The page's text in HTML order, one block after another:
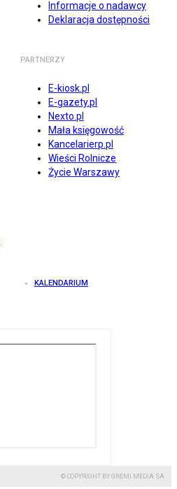
Informacje o nadawcy
Deklaracja dostępności
PARTNERZY
E-kiosk.pl
E-gazety.pl
Nexto.pl
Mała księgowość
Kancelarierp.pl
Wieści Rolnicze
Życie Warszawy
KALENDARIUM
© COPYRIGHT BY GREMI MEDIA SA